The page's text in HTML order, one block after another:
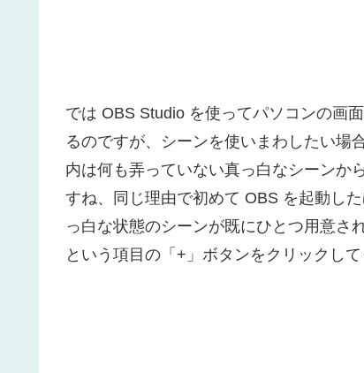
では OBS Studio を使ってパソコンの画
るのですが、シーンを使いまわしたい場
内は何も弄っていない真っ白なシーンか
すね、同じ理由で初めて OBS を起動し
っ白な状態のシーンが既にひとつ用意さ
という項目の「+」ボタンをクリックして